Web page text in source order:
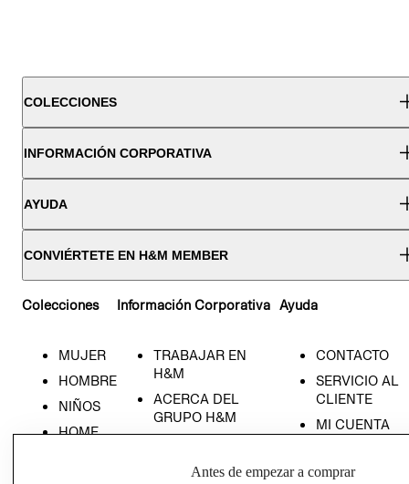
COLECCIONES
INFORMACIÓN CORPORATIVA
AYUDA
CONVIÉRTETE EN H&M MEMBER
Colecciones
MUJER
HOMBRE
NIÑOS
HOME
Información Corporativa
TRABAJAR EN
H&M
ACERCA DEL
GRUPO H&M
Ayuda
CONTACTO
SERVICIO AL
CLIENTE
MI CUENTA
TIENDAS
Antes de empezar a comprar